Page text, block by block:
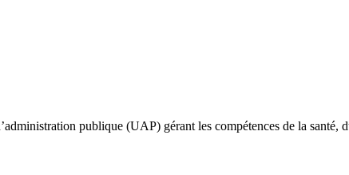
publique (UAP) gérant les compétences de la santé,